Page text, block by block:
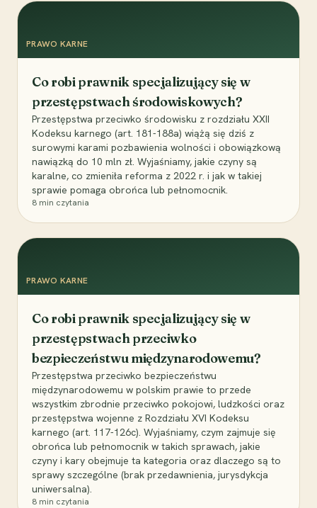
PRAWO KARNE
Co robi prawnik specjalizujący się w
przestępstwach środowiskowych?
Przestępstwa przeciwko środowisku z rozdziału XXII
Kodeksu karnego (art. 181-188a) wiążą się dziś z
surowymi karami pozbawienia wolności i obowiązkową
nawiązką do 10 mln zł. Wyjaśniamy, jakie czyny są
karalne, co zmieniła reforma z 2022 r. i jak w takiej
sprawie pomaga obrońca lub pełnomocnik.
8 min czytania
PRAWO KARNE
Co robi prawnik specjalizujący się w
przestępstwach przeciwko
bezpieczeństwu międzynarodowemu?
Przestępstwa przeciwko bezpieczeństwu
międzynarodowemu w polskim prawie to przede
wszystkim zbrodnie przeciwko pokojowi, ludzkości oraz
przestępstwa wojenne z Rozdziału XVI Kodeksu
karnego (art. 117-126c). Wyjaśniamy, czym zajmuje się
obrońca lub pełnomocnik w takich sprawach, jakie
czyny i kary obejmuje ta kategoria oraz dlaczego są to
sprawy szczególne (brak przedawnienia, jurysdykcja
uniwersalna).
8 min czytania